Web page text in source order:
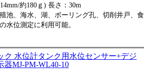
約180ｇ) 長さ：30m
池、海水、湖、ボーリング孔、切削井戸、食
水位測定に利用可能。
ク 水位計タンク用水位センサー+デジ
器MJ-PM-WL40-10